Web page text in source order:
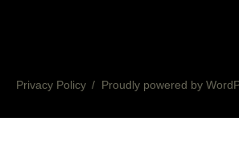
Privacy Policy Proudly powered by